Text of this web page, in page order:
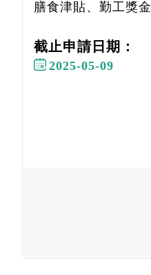
膳食津貼、勤工獎金
截止申請日期：
2025-05-09